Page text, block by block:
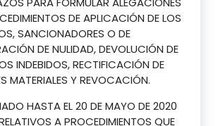
DE APLICACIÓN DE LOS
SANCIONADORES O DE
DE NULIDAD, DEVOLUCIÓN DE
INDEBIDOS, RECTIFICACIÓN DE
MATERIALES Y REVOCACIÓN.
HASTA EL 20 DE MAYO DE 2020
A PROCEDIMIENTOS QUE